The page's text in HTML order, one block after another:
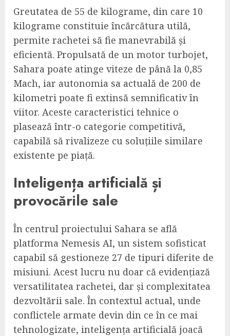
Greutatea de 55 de kilograme, din care 10
kilograme constituie încărcătura utilă,
permite rachetei să fie manevrabilă și
eficientă. Propulsată de un motor turbojet,
Sahara poate atinge viteze de până la 0,85
Mach, iar autonomia sa actuală de 200 de
kilometri poate fi extinsă semnificativ în
viitor. Aceste caracteristici tehnice o
plasează într-o categorie competitivă,
capabilă să rivalizeze cu soluțiile similare
existente pe piață.
Inteligența artificială și
provocările sale
În centrul proiectului Sahara se află
platforma Nemesis AI, un sistem sofisticat
capabil să gestioneze 27 de tipuri diferite de
misiuni. Acest lucru nu doar că evidențiază
versatilitatea rachetei, dar și complexitatea
dezvoltării sale. În contextul actual, unde
conflictele armate devin din ce în ce mai
tehnologizate, inteligența artificială joacă